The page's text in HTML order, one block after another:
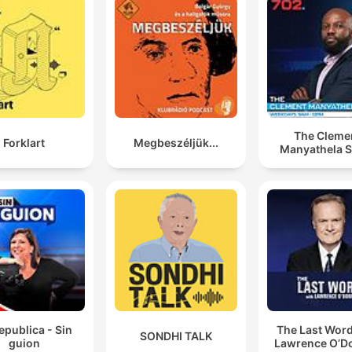
Forklart Megbeszéljük...
The
Manyathela
- Sin
guion
SONDHI TALK
The Last
Lawrence